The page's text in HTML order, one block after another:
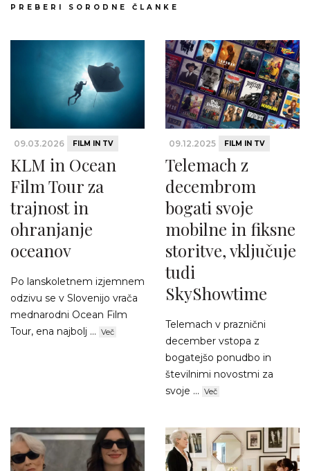
PREBERI SORODNE ČLANKE
09.03.2026 FILM IN TV
KLM in Ocean
Film Tour za
trajnost in
ohranjanje
oceanov
Po lanskoletnem izjemnem
odzivu se v Slovenijo vrača
mednarodni Ocean Film
Tour, ena najbolj ... Več
09.12.2025 FILM IN TV
Telemach z
decembrom
bogati svoje
mobilne in fiksne
storitve, vključuje
tudi
SkyShowtime
Telemach v praznični
december vstopa z
bogatejšo ponudbo in
številnimi novostmi za
svoje ... Več